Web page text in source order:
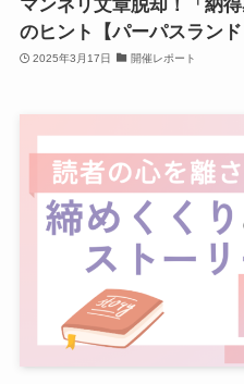
マンネリ文章脱却！「納
のヒント【パーパスラン
2025年3月17日 開催レポート